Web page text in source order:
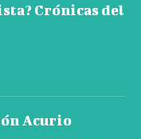
Crónicas del
Acurio